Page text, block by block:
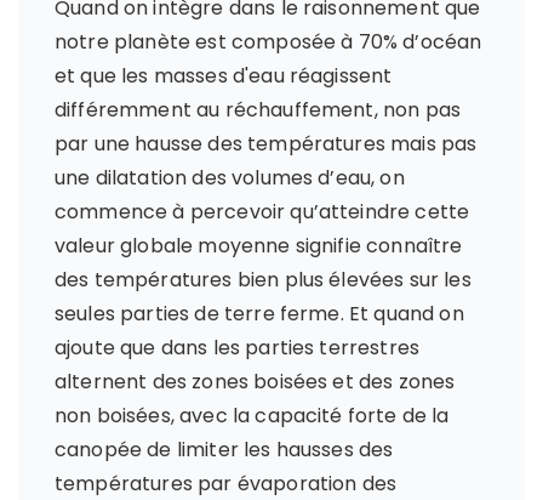
Quand on intègre dans le raisonnement que
notre planète est composée à 70% d’océan
et que les masses d'eau réagissent
différemment au réchauffement, non pas
par une hausse des températures mais pas
une dilatation des volumes d’eau, on
commence à percevoir qu’atteindre cette
valeur globale moyenne signifie connaître
des températures bien plus élevées sur les
seules parties de terre ferme. Et quand on
ajoute que dans les parties terrestres
alternent des zones boisées et des zones
non boisées, avec la capacité forte de la
canopée de limiter les hausses des
températures par évaporation des